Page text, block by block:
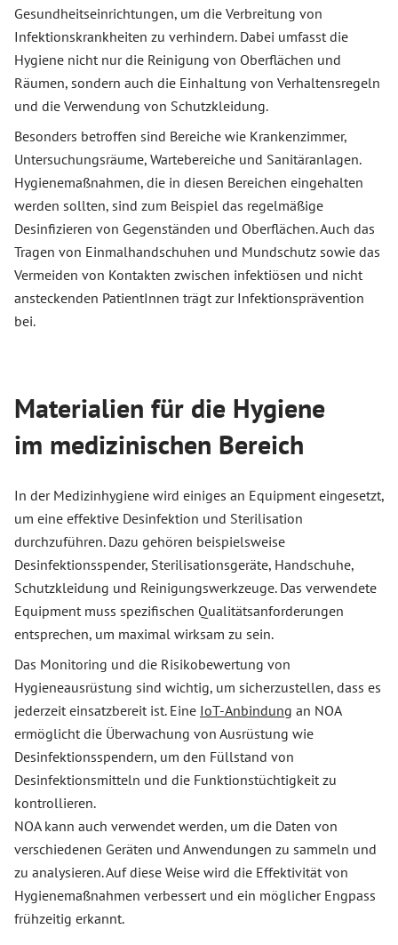
Gesundheitseinrichtungen, um die Verbreitung von
Infektionskrankheiten zu verhindern. Dabei umfasst die
Hygiene nicht nur die Reinigung von Oberflächen und
Räumen, sondern auch die Einhaltung von Verhaltensregeln
und die Verwendung von Schutzkleidung.
Besonders betroffen sind Bereiche wie Krankenzimmer,
Untersuchungsräume, Wartebereiche und Sanitäranlagen.
Hygienemaßnahmen, die in diesen Bereichen eingehalten
werden sollten, sind zum Beispiel das regelmäßige
Desinfizieren von Gegenständen und Oberflächen. Auch das
Tragen von Einmalhandschuhen und Mundschutz sowie das
Vermeiden von Kontakten zwischen infektiösen und nicht
ansteckenden PatientInnen trägt zur Infektionsprävention
bei.
Materialien für die Hygiene
im medizinischen Bereich
In der Medizinhygiene wird einiges an Equipment eingesetzt,
um eine effektive Desinfektion und Sterilisation
durchzuführen. Dazu gehören beispielsweise
Desinfektionsspender, Sterilisationsgeräte, Handschuhe,
Schutzkleidung und Reinigungswerkzeuge. Das verwendete
Equipment muss spezifischen Qualitätsanforderungen
entsprechen, um maximal wirksam zu sein.
Das Monitoring und die Risikobewertung von
Hygieneausrüstung sind wichtig, um sicherzustellen, dass es
jederzeit einsatzbereit ist. Eine IoT-Anbindung an NOA
ermöglicht die Überwachung von Ausrüstung wie
Desinfektionsspendern, um den Füllstand von
Desinfektionsmitteln und die Funktionstüchtigkeit zu
kontrollieren.
NOA kann auch verwendet werden, um die Daten von
verschiedenen Geräten und Anwendungen zu sammeln und
zu analysieren. Auf diese Weise wird die Effektivität von
Hygienemaßnahmen verbessert und ein möglicher Engpass
frühzeitig erkannt.